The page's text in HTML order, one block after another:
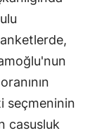
seçmeninin
casusluk